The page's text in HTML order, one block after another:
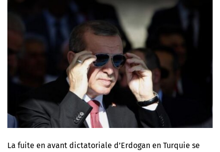
La fuite en avant dictatoriale d’Erdogan en Turquie se